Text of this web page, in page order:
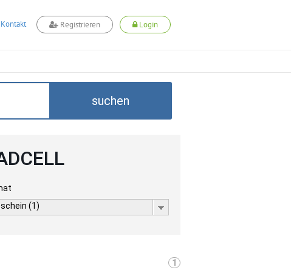
Kontakt Registrieren Login
suchen
(1)
1